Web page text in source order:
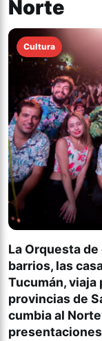
Norte
Cultura
La Orquesta
barrios, las
Tucumán, viaja
provincias de
cumbia al